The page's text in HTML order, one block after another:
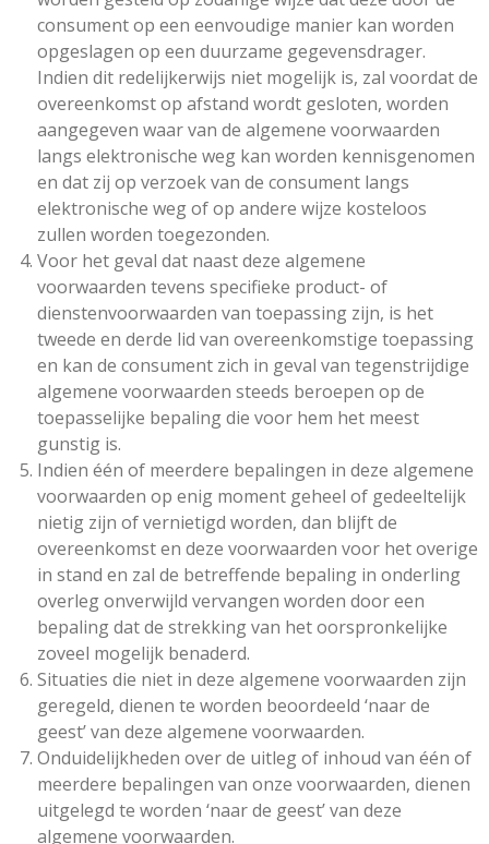
consument op een eenvoudige manier kan worden
opgeslagen op een duurzame gegevensdrager.
Indien dit redelijkerwijs niet mogelijk is, zal voordat de
overeenkomst op afstand wordt gesloten, worden
aangegeven waar van de algemene voorwaarden
langs elektronische weg kan worden kennisgenomen
en dat zij op verzoek van de consument langs
elektronische weg of op andere wijze kosteloos
zullen worden toegezonden.
Voor het geval dat naast deze algemene
voorwaarden tevens specifieke product- of
dienstenvoorwaarden van toepassing zijn, is het
tweede en derde lid van overeenkomstige toepassing
en kan de consument zich in geval van tegenstrijdige
algemene voorwaarden steeds beroepen op de
toepasselijke bepaling die voor hem het meest
gunstig is.
Indien één of meerdere bepalingen in deze algemene
voorwaarden op enig moment geheel of gedeeltelijk
nietig zijn of vernietigd worden, dan blijft de
overeenkomst en deze voorwaarden voor het overige
in stand en zal de betreffende bepaling in onderling
overleg onverwijld vervangen worden door een
bepaling dat de strekking van het oorspronkelijke
zoveel mogelijk benaderd.
Situaties die niet in deze algemene voorwaarden zijn
geregeld, dienen te worden beoordeeld ‘naar de
geest’ van deze algemene voorwaarden.
Onduidelijkheden over de uitleg of inhoud van één of
meerdere bepalingen van onze voorwaarden, dienen
uitgelegd te worden ‘naar de geest’ van deze
algemene voorwaarden.